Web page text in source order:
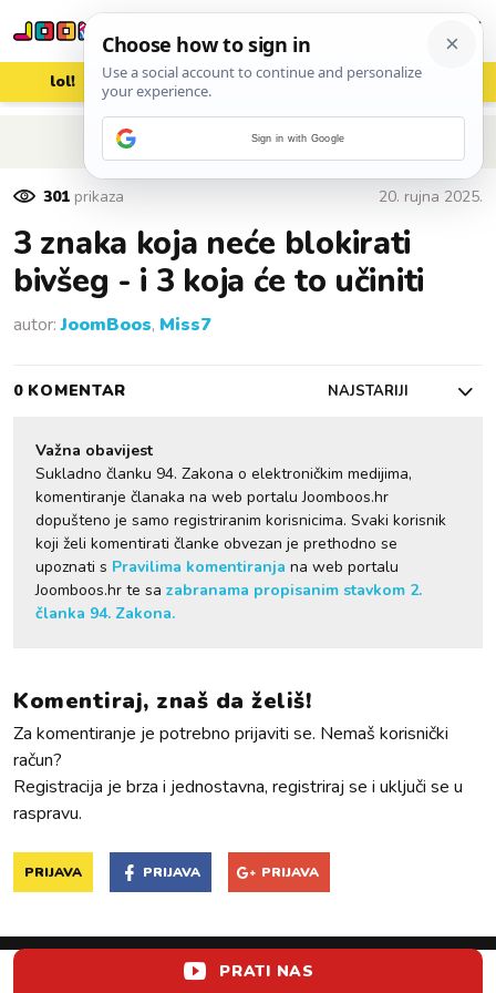
lol! aww vrh! woot?!
POVRATAK NA ČLANAK
301 prikaza 20. rujna 2025.
3 znaka koja neće blokirati
bivšeg - i 3 koja će to učiniti
autor:JoomBoos, Miss7
0 KOMENTAR NAJSTARIJI
Važna obavijest
Sukladno članku 94. Zakona o elektroničkim medijima,
komentiranje članaka na web portalu Joomboos.hr
dopušteno je samo registriranim korisnicima. Svaki korisnik
koji želi komentirati članke obvezan je prethodno se
upoznati s Pravilima komentiranja na web portalu
Joomboos.hr te sa zabranama propisanim stavkom 2.
članka 94. Zakona.
Komentiraj, znaš da želiš!
Za komentiranje je potrebno prijaviti se. Nemaš korisnički
račun?
Registracija je brza i jednostavna, registriraj se i uključi se u
raspravu.
PRIJAVA PRIJAVA PRIJAVA
PRATI NAS
Sign in with Google